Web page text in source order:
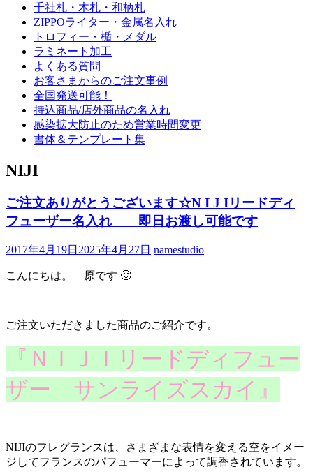
千社札・木札・和柄札
ZIPPOライター・金属名入れ
トロフィー・楯・メダル
ラミネート加工
よくある質問
お客さまからのご注文事例
全国発送可能！
持込商品/店外商品の名入れ
感染拡大防止のため営業時間変更
書体＆テンプレート集
NIJI
ご注文ありがとうございます☆N I J Iリードディ
フューザー名入れ 即日お渡し可能です
2017年4月19日 2025年4月27日 namestudio
こんにちは。 原です 🙂
ご注文いただきました商品のご紹介です。
『ＮＩＪＩリードディフュー
ザー サンライズスカイ』
NIJIのフレグランスは、さまざまな表情を変える空をイメー
ジしてフランスのパフューマーによって調香されています。